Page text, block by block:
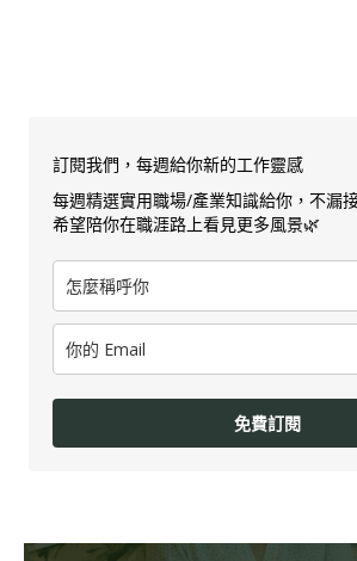
訂閱我們，每週給你新的工作靈感
每週精選實用職場/產業知識給你，不漏
希望陪你在職涯路上看見更多風景🌿
免費訂閱